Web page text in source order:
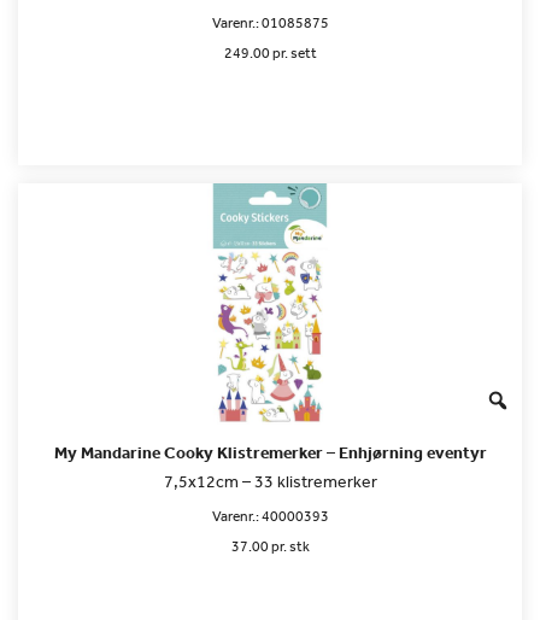
Varenr.:01085875
249.00 pr. sett
My Mandarine Cooky Klistremerker – Enhjørning eventyr
7,5x12cm – 33 klistremerker
Varenr.:40000393
37.00 pr. stk